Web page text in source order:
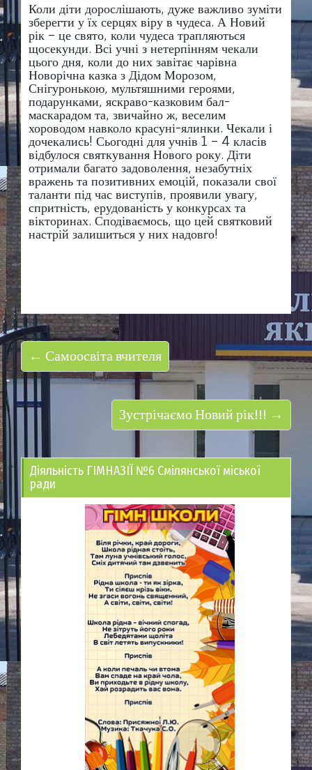
Коли діти дорослішають, дуже важливо зуміти
зберегти у їх серцях віру в чудеса. А Новий
рік – це свято, коли чудеса трапляються
щосекунди. Всі учні з нетерпінням чекали
цього дня, коли до них завітає чарівна
Новорічна казка з Дідом Морозом,
Снігуронькою, мультяшними героями,
подарунками, яскраво-казковим бал-
маскарадом та, звичайно ж, веселим
хороводом навколо красуні-ялинки. Чекали і
дочекались! Сьогодні для учнів 1 – 4 класів
відбулося святкування Нового року. Діти
отримали багато задоволення, незабутніх
вражень та позитивних емоцій, показали свої
таланти під час виступів, проявили увагу,
спритність, ерудованість у конкурсах та
вікторинах. Сподіваємось, що цей святковий
настрій залишиться у них надовго!
← Самоосвіта вчителя
Зустрічаємо Новий рік!!! →
Діяльність ГІМНАЗІЇ №6 Смілянської міської
ради